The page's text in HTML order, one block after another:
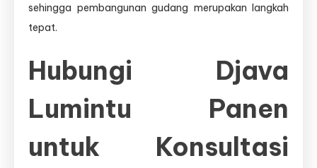
sehingga pembangunan gudang merupakan langkah
tepat.
Hubungi Djava
Lumintu Panen
untuk Konsultasi